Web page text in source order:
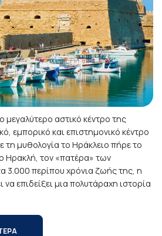
μεγαλύτερο αστικό κέντρο της
εμπορικό και επιστημονικό κέντρο
μυθολογία το Ηράκλειο πήρε το
Ηρακλή, τον «πατέρα» των
3.000 περίπου χρόνια ζωής της, η
να επιδείξει μια πολυτάραχη ιστορία